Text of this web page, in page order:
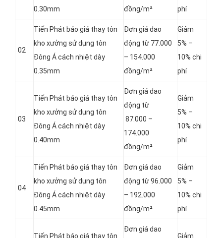
0.30mm
đồng/m²
phí
02
Tiến Phát báo giá thay tôn
kho xưởng sử dụng tôn
Đông Á cách nhiệt dày
0.35mm
Đơn giá dao
động từ 77.000
– 154.000
đồng/m²
Giảm
5% –
10% chi
phí
03
Tiến Phát báo giá thay tôn
kho xưởng sử dụng tôn
Đông Á cách nhiệt dày
0.40mm
Đơn giá dao
động từ
87.000 –
174.000
đồng/m²
Giảm
5% –
10% chi
phí
04
Tiến Phát báo giá thay tôn
kho xưởng sử dụng tôn
Đông Á cách nhiệt dày
0.45mm
Đơn giá dao
động từ 96.000
– 192.000
đồng/m²
Giảm
5% –
10% chi
phí
Tiến Phát báo giá thay tôn
Đơn giá dao
Giảm